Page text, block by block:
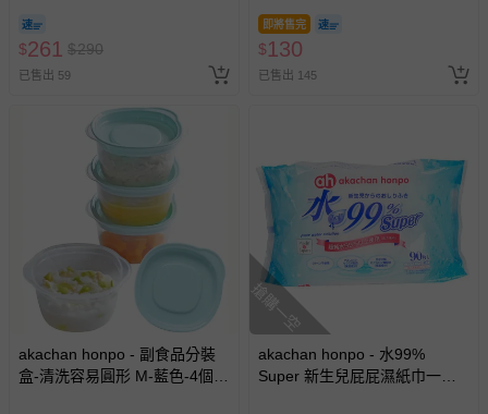
$261 $290
已售出 59
即將售完
$130
已售出 145
akachan honpo - 副食品分裝
盒-清洗容易圓形 M-藍色-4個
搶購一空
akachan honpo - 水99%
Super 新生兒屁屁濕紙巾一般